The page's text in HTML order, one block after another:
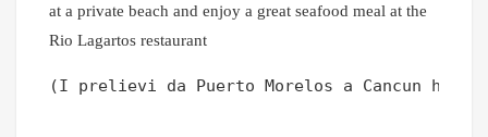
at a private beach and enjoy a great seafood meal at the
Rio Lagartos restaurant
(I prelievi da Puerto Morelos a Cancun